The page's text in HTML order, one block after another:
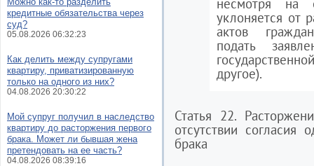
несмотря на
уклоняется от
актов
подать
другое).
Статья 22.
отсутствии согласия
брака
кредитные обязательства через
суд?
05.08.2026 06:32:23
Как делить между супругами
квартиру, приватизированную
только на одного из них?
04.08.2026 20:30:22
Мой супруг получил в наследство
квартиру до расторжения первого
брака. Может ли бывшая жена
претендовать на ее часть?
04.08.2026 08:39:16